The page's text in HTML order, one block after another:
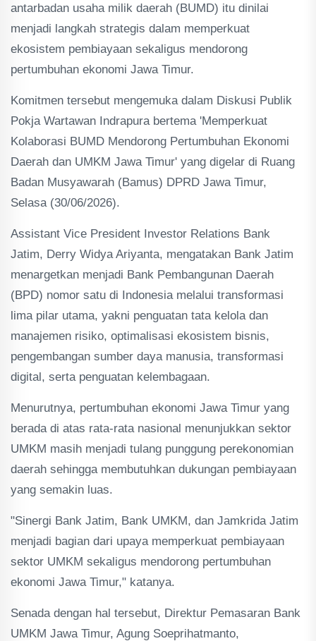
antarbadan usaha milik daerah (BUMD) itu dinilai
menjadi langkah strategis dalam memperkuat
ekosistem pembiayaan sekaligus mendorong
pertumbuhan ekonomi Jawa Timur.
Komitmen tersebut mengemuka dalam Diskusi Publik
Pokja Wartawan Indrapura bertema 'Memperkuat
Kolaborasi BUMD Mendorong Pertumbuhan Ekonomi
Daerah dan UMKM Jawa Timur' yang digelar di Ruang
Badan Musyawarah (Bamus) DPRD Jawa Timur,
Selasa (30/06/2026).
Assistant Vice President Investor Relations Bank
Jatim, Derry Widya Ariyanta, mengatakan Bank Jatim
menargetkan menjadi Bank Pembangunan Daerah
(BPD) nomor satu di Indonesia melalui transformasi
lima pilar utama, yakni penguatan tata kelola dan
manajemen risiko, optimalisasi ekosistem bisnis,
pengembangan sumber daya manusia, transformasi
digital, serta penguatan kelembagaan.
Menurutnya, pertumbuhan ekonomi Jawa Timur yang
berada di atas rata-rata nasional menunjukkan sektor
UMKM masih menjadi tulang punggung perekonomian
daerah sehingga membutuhkan dukungan pembiayaan
yang semakin luas.
"Sinergi Bank Jatim, Bank UMKM, dan Jamkrida Jatim
menjadi bagian dari upaya memperkuat pembiayaan
sektor UMKM sekaligus mendorong pertumbuhan
ekonomi Jawa Timur," katanya.
Senada dengan hal tersebut, Direktur Pemasaran Bank
UMKM Jawa Timur, Agung Soeprihatmanto,